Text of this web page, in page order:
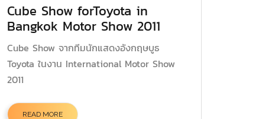
Cube Show forToyota in
Bangkok Motor Show 2011
Cube Show จากทีมนักแสดงอังกฤษบูธ
Toyota ในงาน International Motor Show
2011
READ MORE